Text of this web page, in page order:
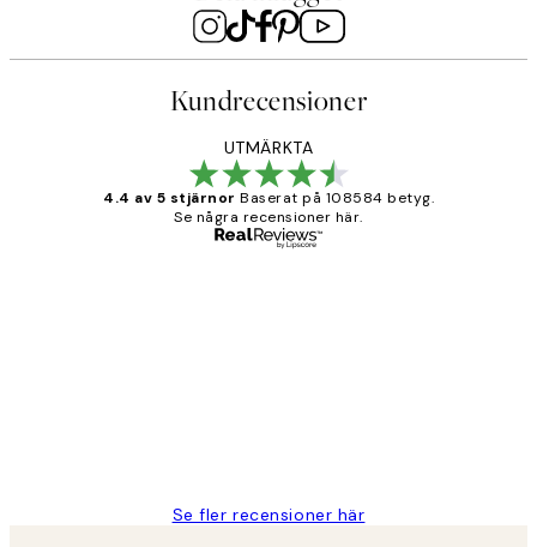
Kundrecensioner
UTMÄRKTA
4.4 av 5 stjärnor Baserat på 108584 betyg.
Se några recensioner här.
Se fler recensioner här